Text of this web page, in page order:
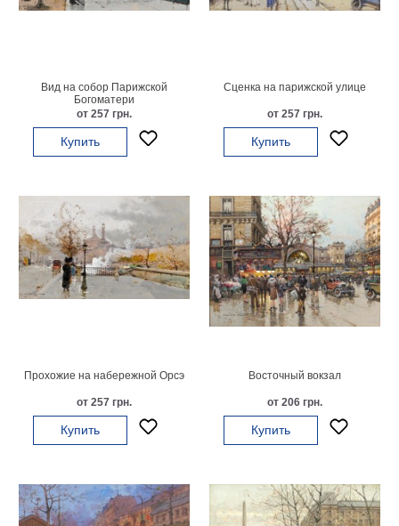
Посмотреть
Услуги
Багетная
мастерская
холсте
размеров
Вид на собор Парижской
Богоматери
от 257 грн.
Купить
Сценка на парижской улице
от 257 грн.
Купить
Прохожие на набережной Орсэ
от 257 грн.
Купить
Восточный вокзал
от 206 грн.
Купить